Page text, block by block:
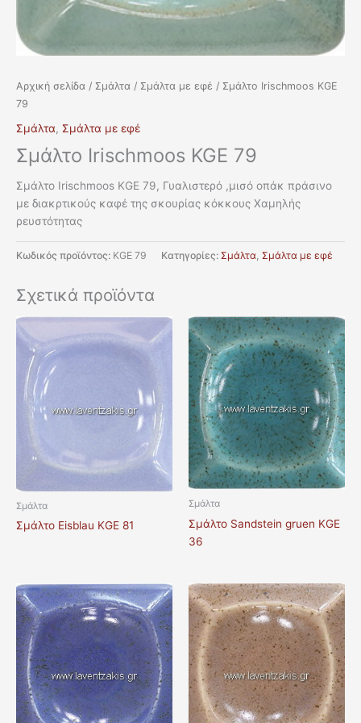
Αρχική σελίδα / Σμάλτα / Σμάλτα με εφέ / Σμάλτο Irischmoos KGE
79
Σμάλτα, Σμάλτα με εφέ
Σμάλτο Irischmoos KGE 79
Σμάλτο Irischmoos KGE 79, Γυαλιστερό ,μισό οπάκ πράσινο
με διακρτικούς καφέ της σκουρίας κόκκους Χαμηλής
ρευστότητας
Κωδικός προϊόντος: KGE 79 Κατηγορίες: Σμάλτα, Σμάλτα με εφέ
Σχετικά προϊόντα
Σμάλτα
Σμάλτο Eisblau KGE 81
Σμάλτα
Σμάλτο Sandstein gruen KGE
36